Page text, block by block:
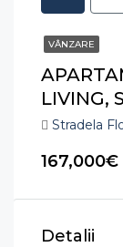
VÂNZARE
LIVING,
Stradela
167,000€
Detalii